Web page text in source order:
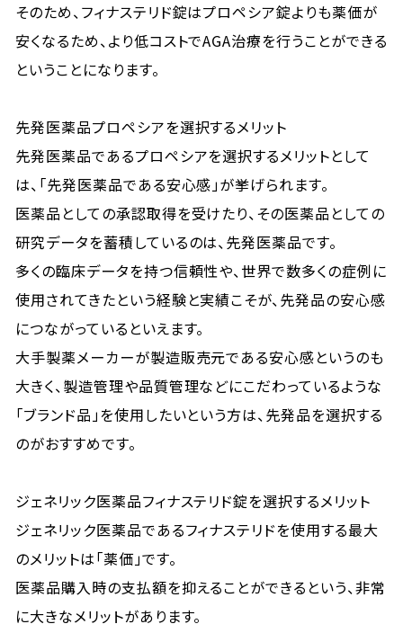
そのため、フィナステリド錠はプロペシア錠よりも薬価が
安くなるため、より低コストでAGA治療を行うことができる
ということになります。
先発医薬品プロペシアを選択するメリット
先発医薬品であるプロペシアを選択するメリットとして
は、「先発医薬品である安心感」が挙げられます。
医薬品としての承認取得を受けたり、その医薬品としての
研究データを蓄積しているのは、先発医薬品です。
多くの臨床データを持つ信頼性や、世界で数多くの症例に
使用されてきたという経験と実績こそが、先発品の安心感
につながっているといえます。
大手製薬メーカーが製造販売元である安心感というのも
大きく、製造管理や品質管理などにこだわっているような
「ブランド品」を使用したいという方は、先発品を選択する
のがおすすめです。
ジェネリック医薬品フィナステリド錠を選択するメリット
ジェネリック医薬品であるフィナステリドを使用する最大
のメリットは「薬価」です。
医薬品購入時の支払額を抑えることができるという、非常
に大きなメリットがあります。